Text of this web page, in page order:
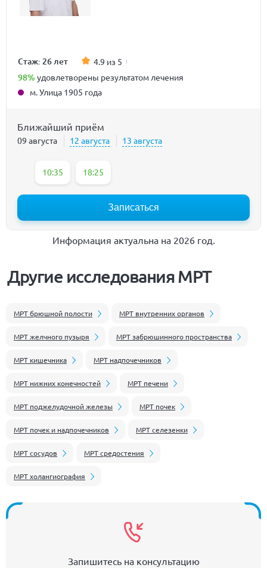
Стаж: 26 лет 4.9 из 5
98% удовлетворены результатом лечения
м. Улица 1905 года
Ближайший приём
09 августа 12 августа 13 августа
10:35 18:25
Записаться
Информация актуальна на 2026 год.
Другие исследования МРТ
МРТ брюшной полости МРТ внутренних органов
МРТ желчного пузыря МРТ забрюшинного пространства
МРТ кишечника МРТ надпочечников
МРТ нижних конечностей МРТ печени
МРТ поджелудочной железы МРТ почек
МРТ почек и надпочечников МРТ селезенки
МРТ сосудов МРТ средостения
МРТ холангиография
Запишитесь на консультацию